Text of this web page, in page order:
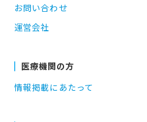
お問い合わせ
運営会社
医療機関の方
情報掲載にあたって